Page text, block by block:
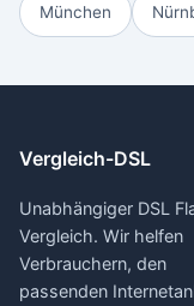
München
Vergleich-DSL
Unabhängiger DSL
Vergleich. Wir helfen
Verbrauchern, den
passenden